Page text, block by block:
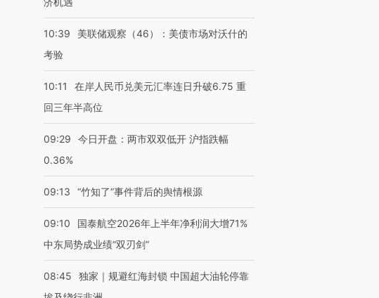
10:39
美联储观察（46）：美债市场对沃什的
考验
10:11
在岸人民币兑美元汇率连日升破6.75 重
回三年半高位
09:29
今日开盘：两市双双低开 沪指跌幅
0.36%
09:13 “竹知了”事件背后的舆情根源
09:10
国泰航空2026年上半年净利润大增71%
中东局势成业绩“双刃剑”
08:45
独家｜规避红海封锁 中国超大油轮停靠